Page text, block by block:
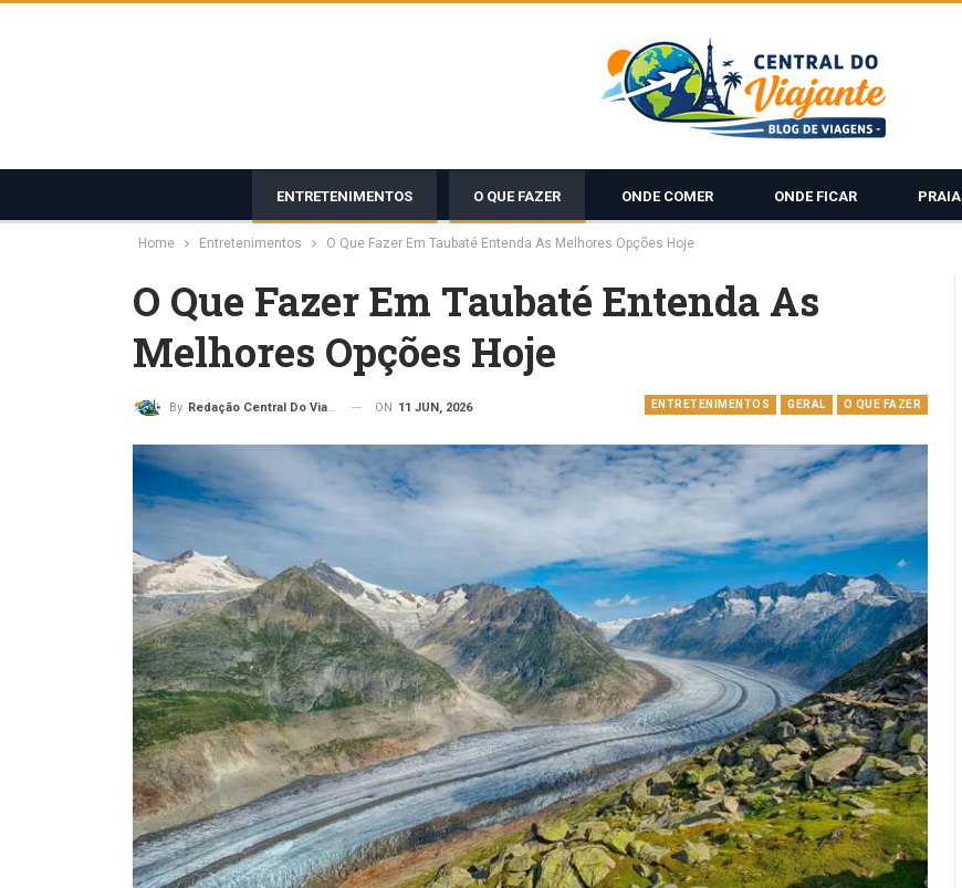
ENTRETENIMENTOS O QUE FAZER ONDE COMER ONDE FICAR
Home Entretenimentos O Que Fazer Em Taubaté Entenda As Melhores Opções Hoje
O Que Fazer Em Taubaté Entenda As
Melhores Opções Hoje
ENTRETENIMENTOS GERAL O QUE FAZER
By Redação Central Do Viajante ON 11 JUN, 2026